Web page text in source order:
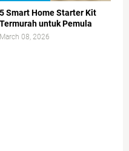
5 Smart Home Starter Kit
Termurah untuk Pemula
March 08, 2026